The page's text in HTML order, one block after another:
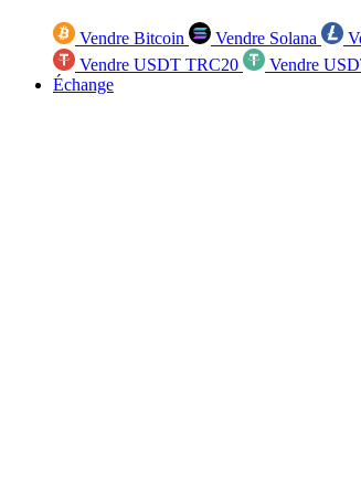
Vendre Bitcoin Vendre Solana
Vendre USDT TRC20
Vendre
Échange